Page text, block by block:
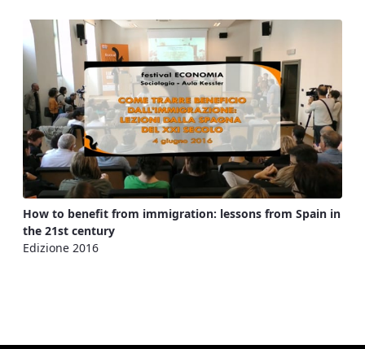
How to benefit from immigration: lessons from Spain in
the 21st century
Edizione 2016